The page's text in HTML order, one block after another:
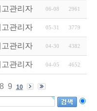
뉴를 활용한 MICE행사
고관리자 06-08 2961
지원사업」참여 사업체 추
고관리자 05-31 3779
품 공모전 수상작 발표
고관리자 04-30 4382
지원 사업」 참여 사업체
고관리자 04-05 4652
8 9 10